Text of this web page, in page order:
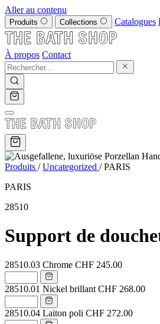
Aller au contenu
Produits Collections Catalogues
À propos Contact
Produits / Uncategorized / PARIS
PARIS
28510
Support de
28510.03 Chrome CHF 245.00
28510.01 Nickel brillant CHF 268.00
28510.04 Laiton poli CHF 272.00